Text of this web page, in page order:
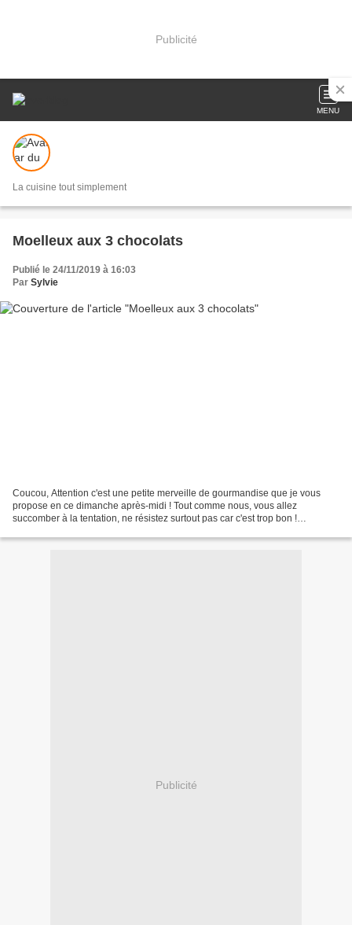
Publicité
MENU
La cuisine tout simplement
Moelleux aux 3 chocolats
Publié le 24/11/2019 à 16:03
Par Sylvie
Coucou, Attention c'est une petite merveille de gourmandise que je vous
propose en ce dimanche après-midi ! Tout comme nous, vous allez
succomber à la tentation, ne résistez surtout pas car c'est trop bon !
Publicité